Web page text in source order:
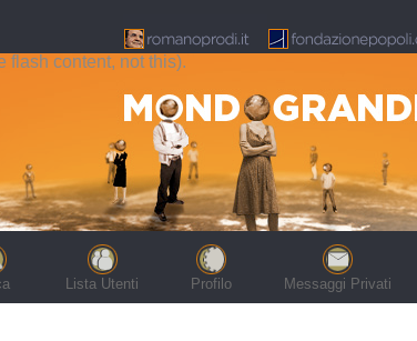
flash content, not this).
Lista Utenti Profilo Messaggi Privati